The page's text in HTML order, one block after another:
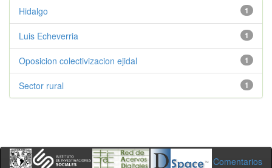
1
Hidalgo
1
Luis Echeverria
1
Oposicion colectivizacion ejidal
1
Sector rural
Comentarios